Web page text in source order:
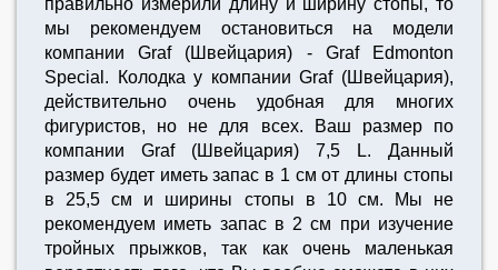
правильно измерили длину и ширину стопы, то
мы рекомендуем остановиться на модели
компании Graf (Швейцария) - Graf Edmonton
Special. Колодка у компании Graf (Швейцария),
действительно очень удобная для многих
фигуристов, но не для всех. Ваш размер по
компании Graf (Швейцария) 7,5 L. Данный
размер будет иметь запас в 1 см от длины стопы
в 25,5 см и ширины стопы в 10 см. Мы не
рекомендуем иметь запас в 2 см при изучение
тройных прыжков, так как очень маленькая